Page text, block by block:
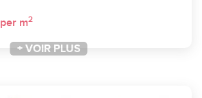
per m2
+ VOIR PLUS